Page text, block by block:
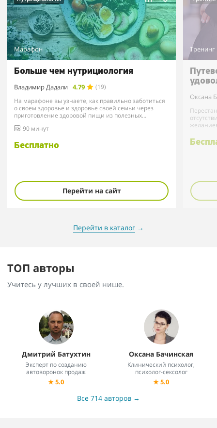
Марафон
Больше чем нутрициология
Владимир Дадали 4.79
(19)
На марафоне вы узнаете, как правильно заботиться
о своем здоровье и здоровье своей семьи через
приготовление здоровой пищи из полезных
90 минут
Бесплатно
Перейти на сайт
Тренинг
Оксана
Перейти в каталог →
ТОП авторы
Учитесь у лучших в своей нише.
Дмитрий Батухтин
Эксперт по созданию
автоворонок продаж
★5.0
Оксана Бачинская
Клинический психолог,
психолог-сексолог
★5.0
Все 714 авторов →